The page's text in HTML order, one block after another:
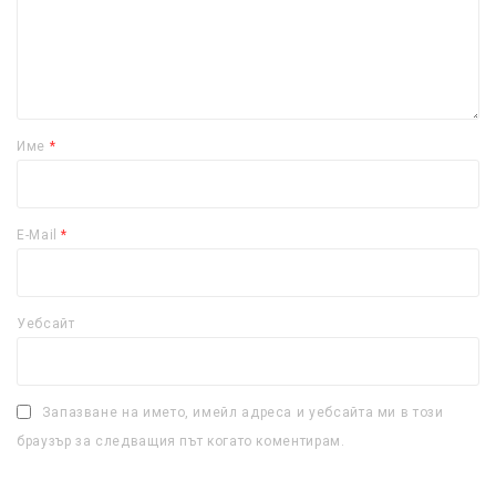
Име *
E-Mail*
Уебсайт
Запазване на името, имейл адреса и уебсайта ми в този
браузър за следващия път когато коментирам.